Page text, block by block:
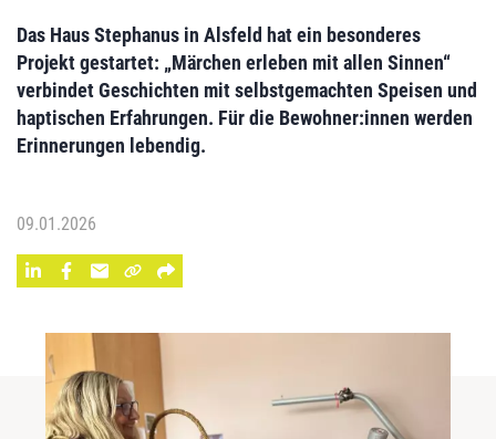
Das Haus Stephanus in Alsfeld hat ein besonderes
Projekt gestartet: „Märchen erleben mit allen Sinnen“
verbindet Geschichten mit selbstgemachten Speisen und
haptischen Erfahrungen. Für die Bewohner:innen werden
Erinnerungen lebendig.
09.01.2026